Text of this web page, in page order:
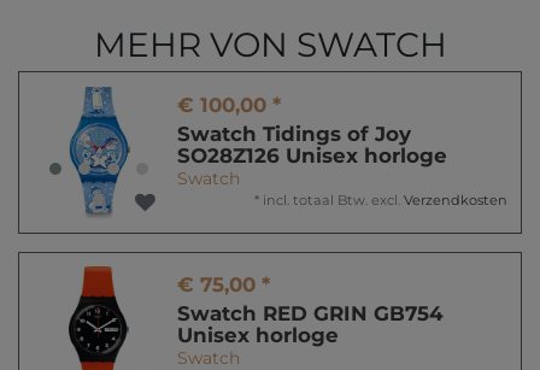
MEHR VON SWATCH
€ 100,00 *
Swatch Tidings of Joy
SO28Z126 Unisex horloge
Swatch
* incl. totaal Btw. excl. Verzendkosten
€ 75,00 *
Swatch RED GRIN GB754
Unisex horloge
Swatch